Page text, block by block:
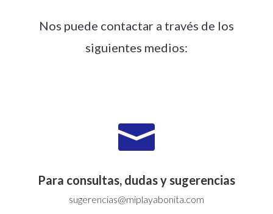
Nos puede contactar a través de los
siguientes medios:

Para consultas, dudas y sugerencias
sugerencias@miplayabonita.com